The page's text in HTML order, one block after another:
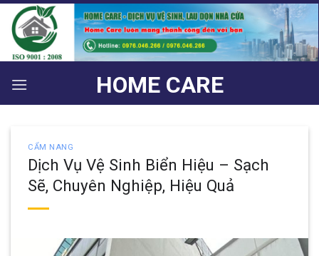
Bỏ
qua
nội
dung
HOME CARE
CẨM NANG
Dịch Vụ Vệ Sinh Biển Hiệu – Sạch
Sẽ, Chuyên Nghiệp, Hiệu Quả